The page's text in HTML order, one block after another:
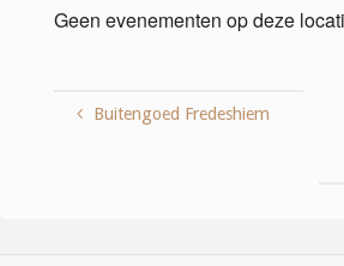
Geen evenementen op deze
Buitengoed Fredeshiem